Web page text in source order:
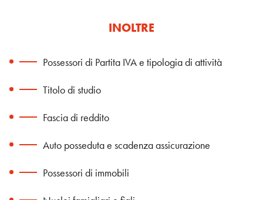
INOLTRE
Possessori di Partita IVA e tipologia di attività
Titolo di studio
Fascia di reddito
Auto posseduta e scadenza assicurazione
Possessori di immobili